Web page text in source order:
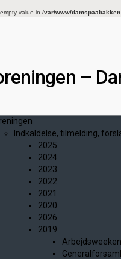
value in /var/www/
–
Indkaldelse, tilmelding,
2025
2024
2023
2022
2021
2020
2026
2019